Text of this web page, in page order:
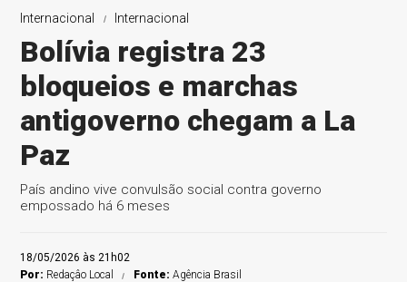
Internacional Internacional
Bolívia registra 23
bloqueios e marchas
antigoverno chegam a La
Paz
País andino vive convulsão social contra governo
empossado há 6 meses
18/05/2026 às 21h02
Por: Redaçâo Local Fonte:Agência Brasil